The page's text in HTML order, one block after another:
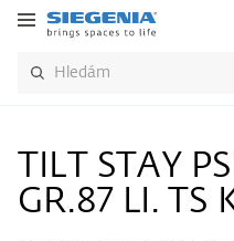
TILT STAY
GR.87 LI. TS